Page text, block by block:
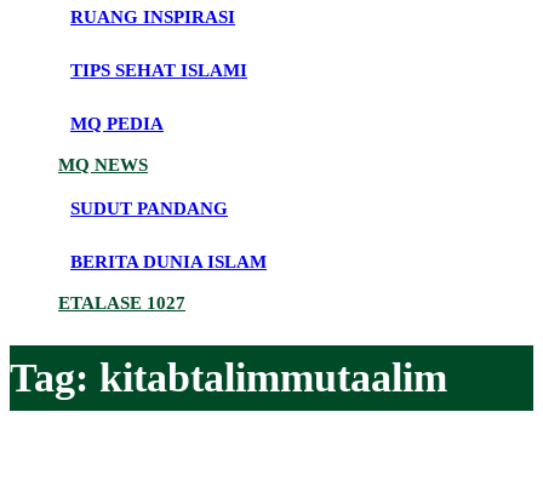
RUANG INSPIRASI
TIPS SEHAT ISLAMI
MQ PEDIA
MQ NEWS
SUDUT PANDANG
BERITA DUNIA ISLAM
ETALASE 1027
Tag: kitabtalimmutaalim